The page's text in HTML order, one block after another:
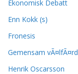
Ekonomisk Debatt
Enn Kokk (s)
Fronesis
Gemensam vÃ¤lfÃ¤rd
Henrik Oscarsson